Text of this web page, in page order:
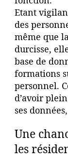
Etant
des
même que
durcisse,
base de
formations
personnel.
d’avoir
ses
Une
les